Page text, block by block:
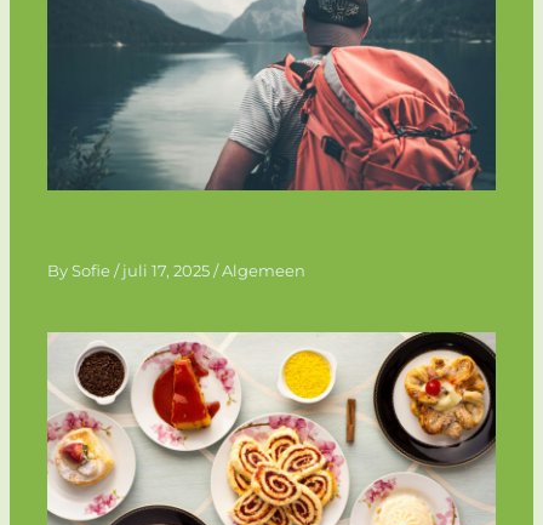
BySofie/ juli 17, 2025/Algemeen